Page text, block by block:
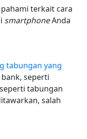
terkait cara
smartphoneAnda
tabungan yang
seperti
tabungan
salah